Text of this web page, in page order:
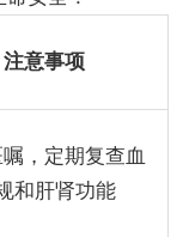
注意事项
，定期复查血
和肝肾功能